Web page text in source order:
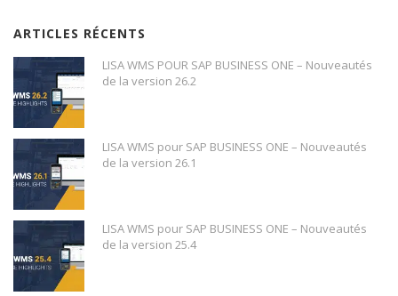
ARTICLES RÉCENTS
LISA WMS POUR SAP BUSINESS ONE – Nouveautés
de la version 26.2
LISA WMS pour SAP BUSINESS ONE – Nouveautés
de la version 26.1
LISA WMS pour SAP BUSINESS ONE – Nouveautés
de la version 25.4